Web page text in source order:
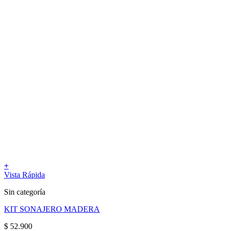
+
Vista Rápida
Sin categoría
KIT SONAJERO MADERA
$ 52.900